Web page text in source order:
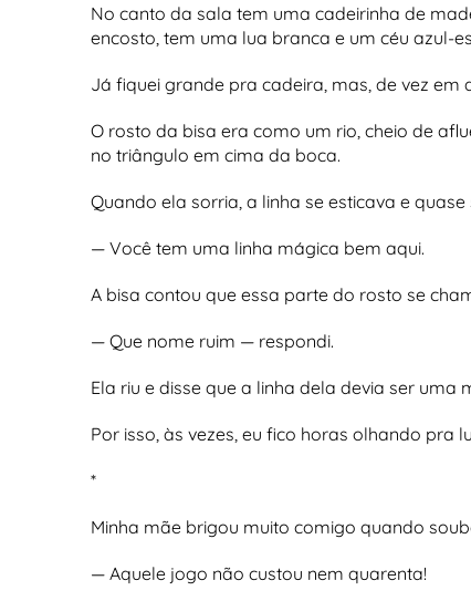
No canto da sala tem uma cadeirinha de
encosto, tem uma lua branca e um céu azul-
Já fiquei grande pra cadeira, mas, de vez
O rosto da bisa era como um rio, cheio de
no triângulo em cima da boca.
Quando ela sorria, a linha se esticava e
— Você tem uma linha mágica bem aqui.
A bisa contou que essa parte do rosto se
— Que nome ruim — respondi.
Ela riu e disse que a linha dela devia ser uma
Por isso, às vezes, eu fico horas olhando pra
*
Minha mãe brigou muito comigo quando
— Aquele jogo não custou nem quarenta!